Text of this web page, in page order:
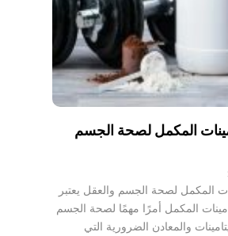
المكمل لصحة الجسم
المكمل لصحة الجسم والعقل يعتبر
المكمل أمرًا مهمًا لصحة الجسم
والمعادن الضرورية التي